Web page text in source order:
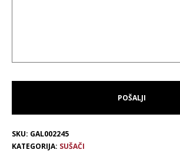
SKU: GAL002245
KATEGORIJA: SUŠAČI